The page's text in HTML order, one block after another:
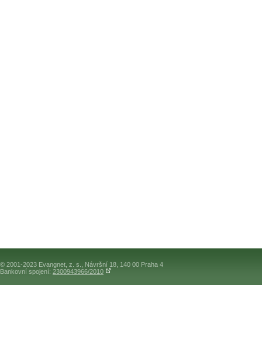
© 2001-2023 Evangnet, z. s., Návršní 18, 140 00 Praha 4
Bankovní spojení: 2300943966/2010